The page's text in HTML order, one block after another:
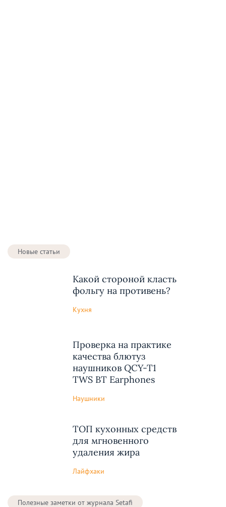
Новые статьи
Какой стороной класть
фольгу на противень?
Кухня
Проверка на практике
качества блютуз
наушников QCY-T1
TWS BT Earphones
Наушники
ТОП кухонных средств
для мгновенного
удаления жира
Лайфхаки
Полезные заметки от журнала Setafi